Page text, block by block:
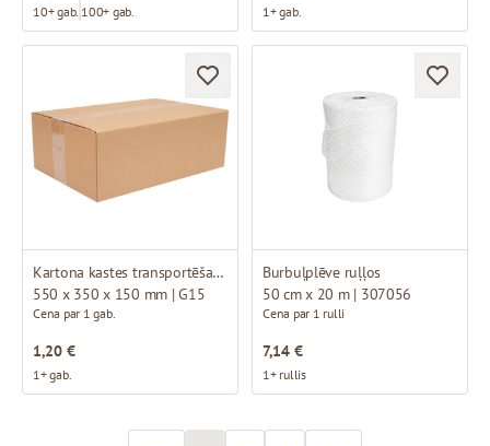
10+ gab. 100+ gab. 1+ gab.
Kartona kastes transportēšanai
550 x 350 x 150 mm | G15
Cena par 1 gab.
1,20 €
1+ gab.
Burbuļplēve ruļļos
50 cm x 20 m | 307056
Cena par 1 rulli
7,14 €
1+ rullis